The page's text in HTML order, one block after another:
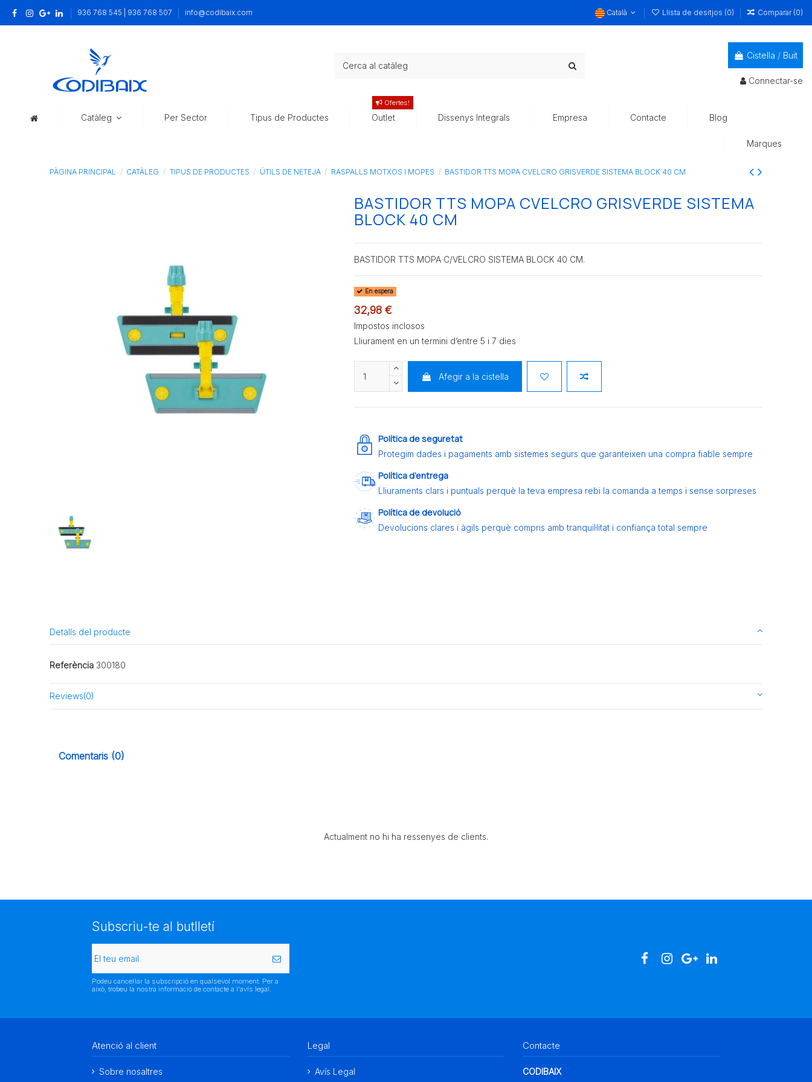
936 768 545 | 936 768 507 info@codibaix.com Català Llista de desitjos (0) Comparar (0)
Cistella / Buit
Connectar-se
Catàleg Per Sector Tipus de Productes Outlet
Ofertes!
Dissenys Integrals Empresa Contacte Blog
Marques
PÀGINA PRINCIPAL CATÀLEG TIPUS DE PRODUCTES ÚTILS DE NETEJA RASPALLS MOTXOS I MOPES BASTIDOR TTS MOPA CVELCRO GRISVERDE SISTEMA BLOCK 40 CM
BASTIDOR TTS MOPA CVELCRO GRISVERDE SISTEMA
BLOCK 40 CM
BASTIDOR TTS MOPA C/VELCRO SISTEMA BLOCK 40 CM.
En espera
32,98 €
Impostos inclosos
Lliurament en un termini d’entre 5 i 7 dies
Afegir a la cistella
Política de seguretat
Protegim dades i pagaments amb sistemes segurs que garanteixen una compra fiable sempre
Política d’entrega
Lliuraments clars i puntuals perquè la teva empresa rebi la comanda a temps i sense sorpreses
Política de devolució
Devolucions clares i àgils perquè compris amb tranquil·litat i confiança total sempre
Detalls del producte
Referència 300180
Reviews(0)
Comentaris (0)
Actualment no hi ha ressenyes de clients.
Subscriu-te al butlletí
Podeu cancel·lar la subscripció en qualsevol moment. Per a
això, trobeu la nostra informació de contacte a l'avís legal.
Atenció al client
Sobre nosaltres
Legal
Avís Legal
Contacte
CODIBAIX